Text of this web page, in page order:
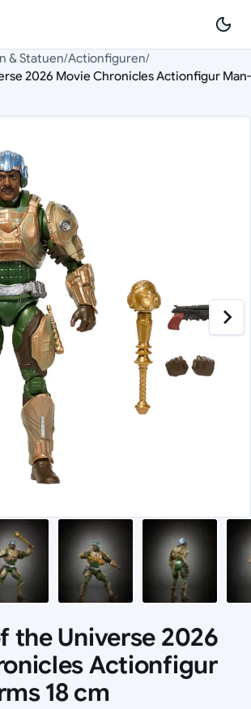
& Statuen/Actionfiguren/
2026 Movie Chronicles Actionfigur Man-
the Universe 2026
Actionfigur
18 cm